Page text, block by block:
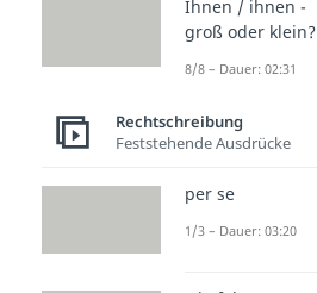
Ihnen / ihnen -
groß oder klein?
8/8 – Dauer: 02:31
Rechtschreibung
Feststehende Ausdrücke
per se
1/3 – Dauer: 03:20